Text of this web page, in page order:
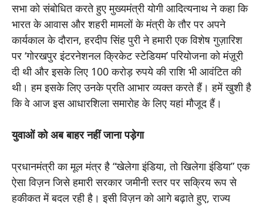
सभा को संबोधित करते हुए मुख्यमंत्री योगी आदित्यनाथ ने कहा कि
भारत के आवास और शहरी मामलों के मंत्री के तौर पर अपने
कार्यकाल के दौरान, हरदीप सिंह पुरी ने हमारी एक विशेष गुज़ारिश
पर ‘गोरखपुर इंटरनेशनल क्रिकेट स्टेडियम’ परियोजना को मंज़ूरी
दी थी और इसके लिए 100 करोड़ रुपये की राशि भी आवंटित की
थी। हम इसके लिए उनके प्रति आभार व्यक्त करते हैं। हमें खुशी है
कि वे आज इस आधारशिला समारोह के लिए यहां मौजूद हैं।
युवाओं को अब बाहर नहीं जाना पड़ेगा
प्रधानमंत्री का मूल मंत्र है “खेलेगा इंडिया, तो खिलेगा इंडिया” एक
ऐसा विज़न जिसे हमारी सरकार जमीनी स्तर पर सक्रिय रूप से
हकीकत में बदल रही है। इसी विज़न को आगे बढ़ाते हुए, राज्य